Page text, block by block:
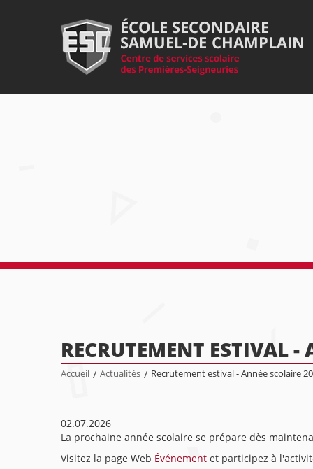
RECRUTEMENT ESTIVAL
Accueil / Actualités / Recrutement estival - Année scolaire
02.07.2026
La prochaine année scolaire se prépare dès
Visitez la page Web Événement et participez à